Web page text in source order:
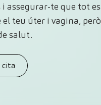
assegurar-te que tot
teu úter i vagina,
salut.
cita